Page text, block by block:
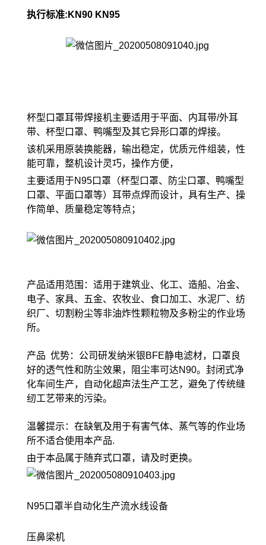
执行标准:KN90 KN95
杯型口罩耳带焊接机主要适用于平面、内耳带/外耳
带、杯型口罩、鸭嘴型及其它异形口罩的焊接。
该机采用原装换能器，输出稳定，优质元件组装，性
能可靠，整机设计灵巧，操作方便，
主要适用于N95口罩（杯型口罩、防尘口罩、鸭嘴型
口罩、平面口罩等）耳带点焊而设计，具有生产、操
作简单、质量稳定等特点；
产品适用范围：适用于建筑业、化工、造船、冶金、
电子、家具、五金、农牧业、食口加工、水泥厂、纺
织厂、切割粉尘等非油炸性颗粒物及多粉尘的作业场
所。
产品 优势：公司研发纳米银BFE静电滤材，口罩良
好的透气性和防尘效果，阻尘率可达N90。封闭式净
化车间生产，自动化超声法生产工艺，避免了传统缝
纫工艺带来的污染。
温馨提示：在缺氧及用于有害气体、蒸气等的作业场
所不适合使用本产品.
由于本品属于随弃式口罩，请及时更换。
N95口罩半自动化生产流水线设备
压鼻梁机